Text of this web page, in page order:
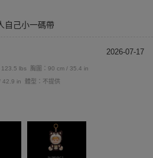
自己小一碼帶
2026-07-17
123.5 lbs
胸圍：90 cm / 35.4 in
42.9 in
體型：不提供